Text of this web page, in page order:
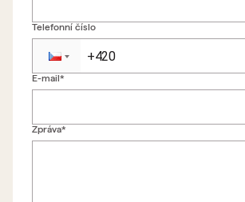
Zpět na formulář
Telefonní číslo
E-mail*
Zpráva*